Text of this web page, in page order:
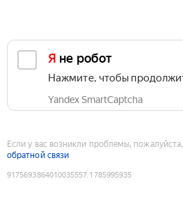
Я не робот
Нажмите, чтобы
Yandex SmartCaptcha
Если у вас возникли проблемы,
обратной связи
9175693864010035557:1785995935